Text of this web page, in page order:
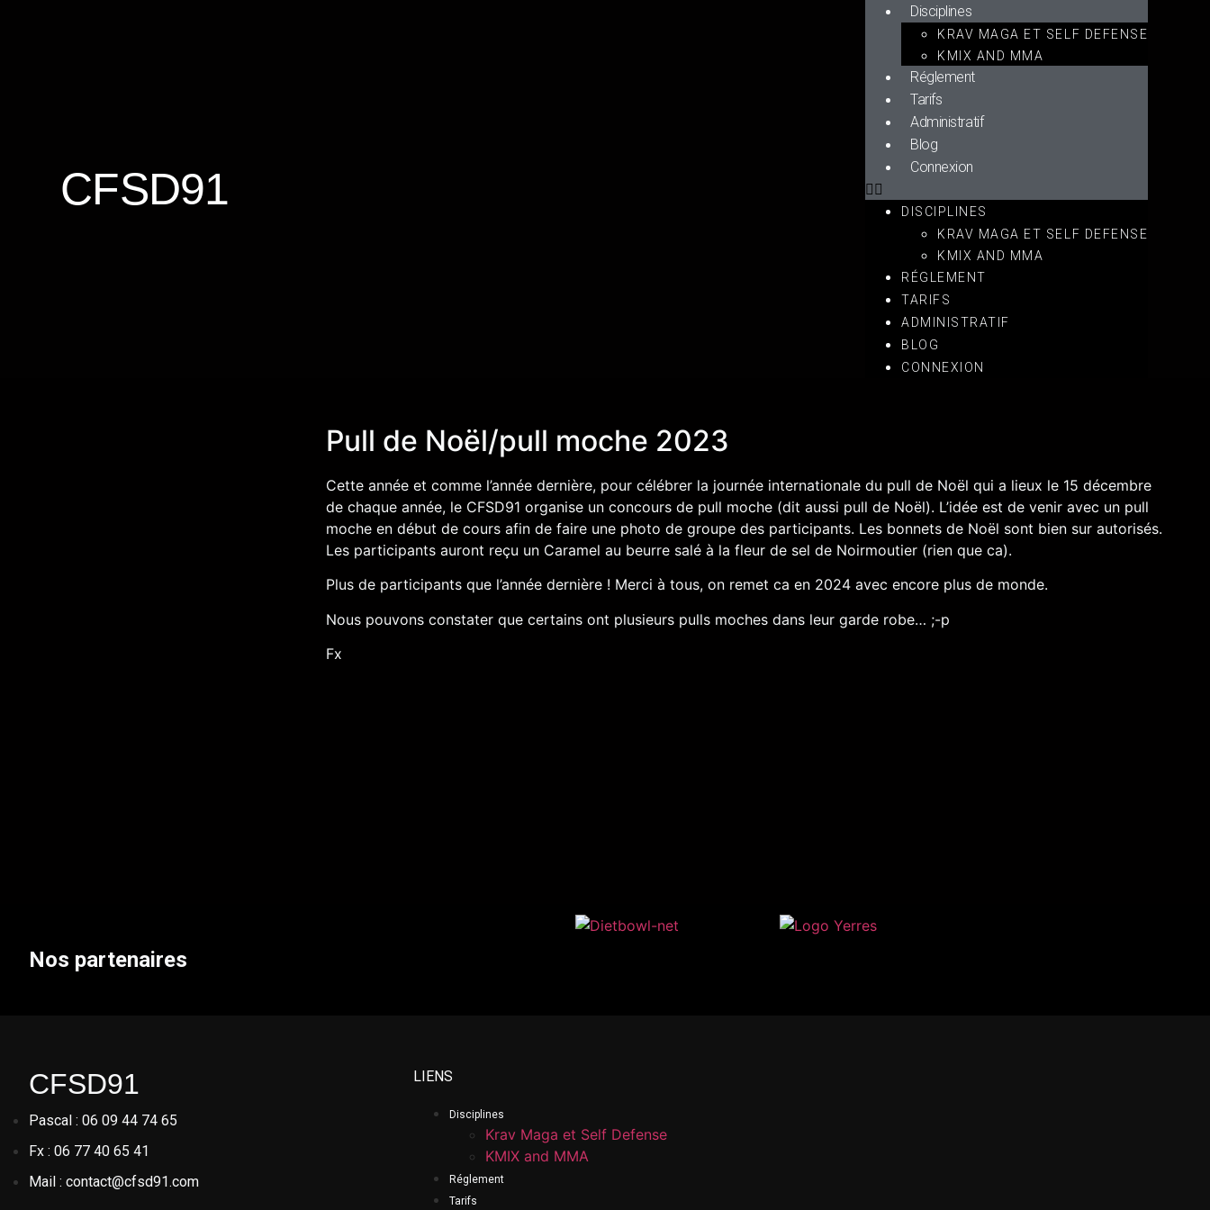
CFSD91
Disciplines
KRAV MAGA ET SELF DEFENSE
KMIX AND MMA
Réglement
Tarifs
Administratif
Blog
Connexion
DISCIPLINES
KRAV MAGA ET SELF DEFENSE
KMIX AND MMA
RÉGLEMENT
TARIFS
ADMINISTRATIF
BLOG
CONNEXION
Pull de Noël/pull moche 2023
Cette année et comme l’année dernière, pour célébrer la journée internationale du pull de Noël qui a lieux le 15 décembre
de chaque année, le CFSD91 organise un concours de pull moche (dit aussi pull de Noël). L’idée est de venir avec un pull
moche en début de cours afin de faire une photo de groupe des participants. Les bonnets de Noël sont bien sur autorisés.
Les participants auront reçu un Caramel au beurre salé à la fleur de sel de Noirmoutier (rien que ca).
Plus de participants que l’année dernière ! Merci à tous, on remet ca en 2024 avec encore plus de monde.
Nous pouvons constater que certains ont plusieurs pulls moches dans leur garde robe… ;-p
Fx
Nos partenaires
CFSD91
Pascal : 06 09 44 74 65
Fx : 06 77 40 65 41
Mail : contact@cfsd91.com
LIENS
Disciplines
Krav Maga et Self Defense
KMIX and MMA
Réglement
Tarifs